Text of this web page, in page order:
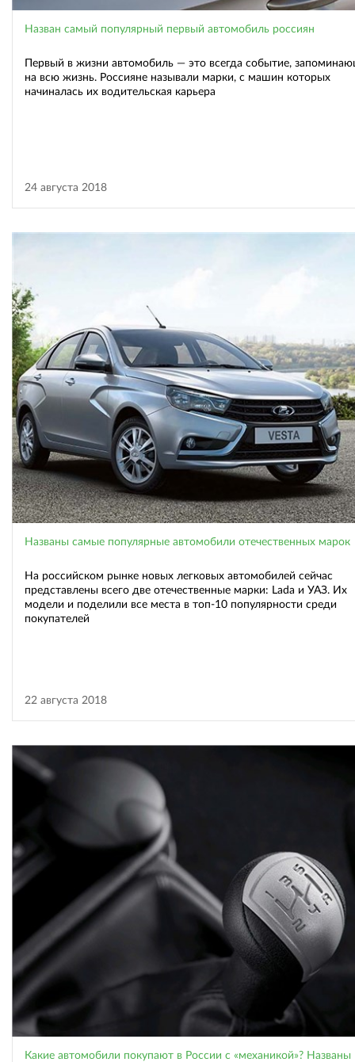
Назван самый популярный первый автомобиль россиян
Первый в жизни автомобиль — это всегда событие,
на всю жизнь. Россияне называли марки, с машин которых
начиналась их водительская карьера
24 августа 2018
Названы самые популярные автомобили отечественных марок
На российском рынке новых легковых автомобилей сейчас
представлены всего две отечественные марки: Lada и УАЗ. Их
модели и поделили все места в топ-10 популярности среди
покупателей
22 августа 2018
Какие автомобили покупают в России с «механикой»? Названы